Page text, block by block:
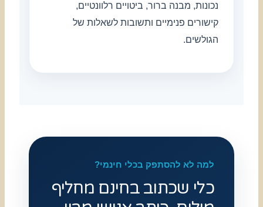
נכונות, מבנה ברור, ביטויים רלוונטיים,
קישורים פנימיים ותשובות לשאלות של
הגולשים.
למה לא להסתפק בכלי חינמי?
כלי שכתוב בחינם מחליף